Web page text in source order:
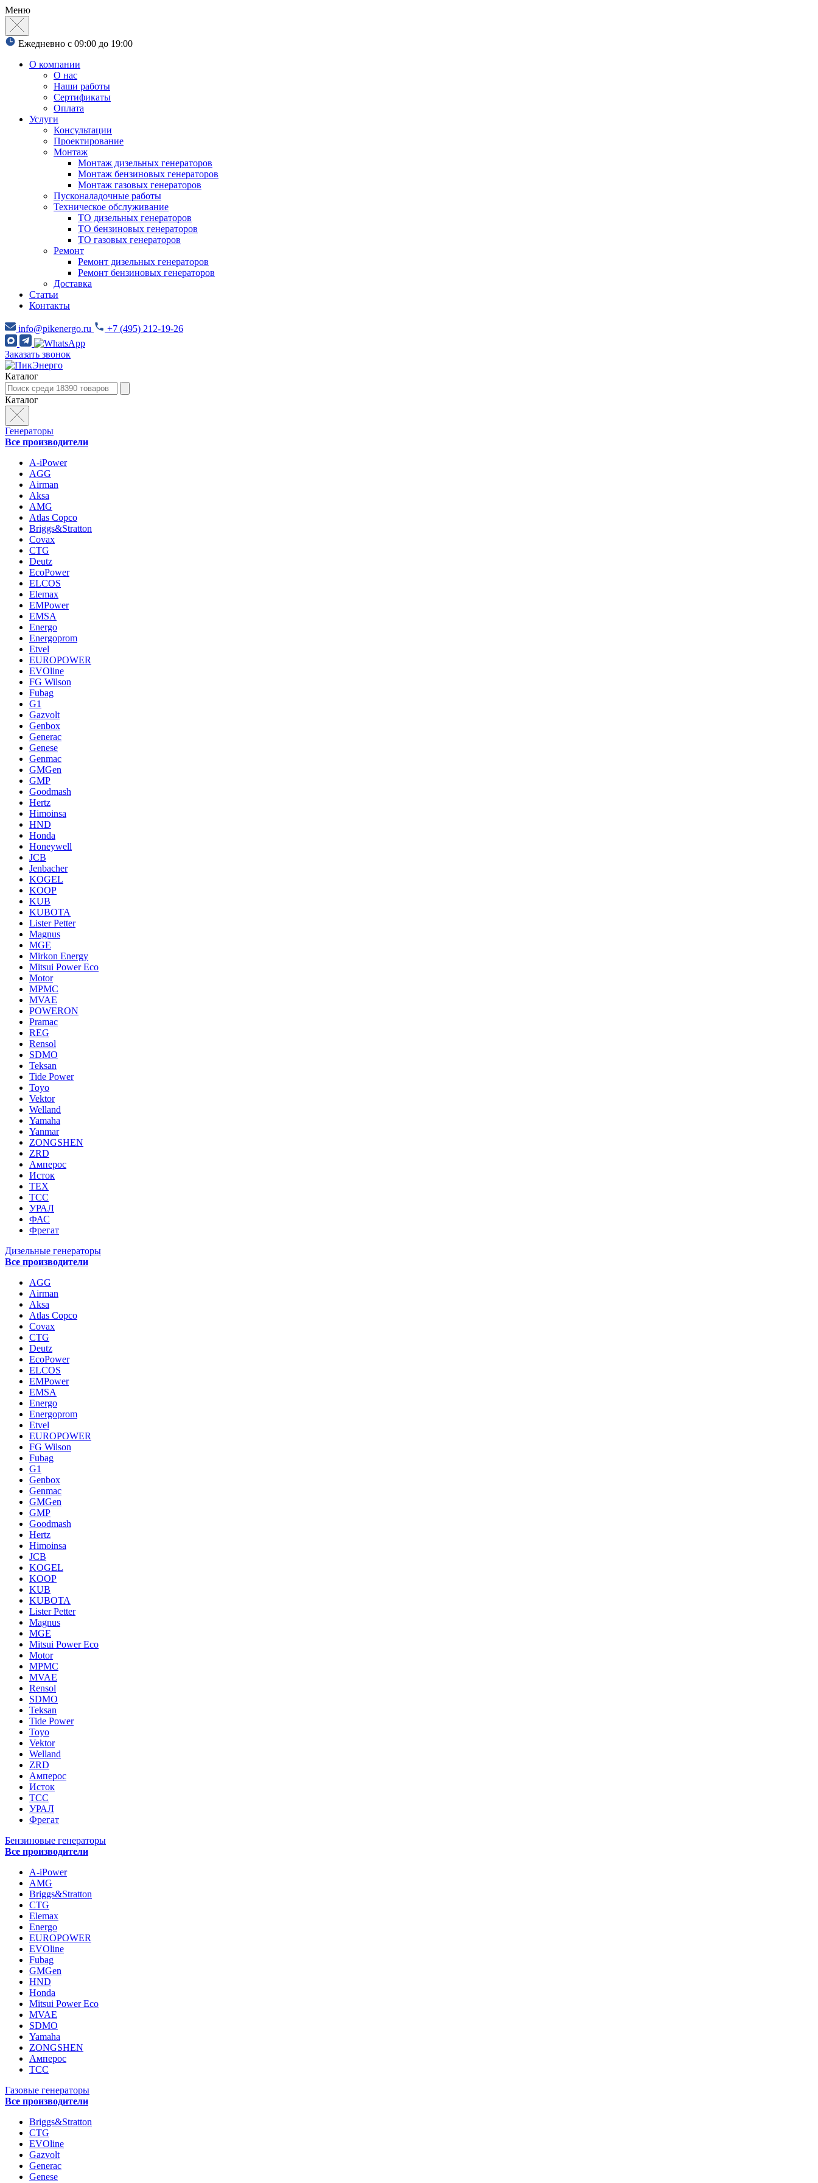
Меню
Ежедневно с 09:00 до 19:00
О компании
О нас
Наши работы
Сертификаты
Оплата
Услуги
Консультации
Проектирование
Монтаж
Монтаж дизельных генераторов
Монтаж бензиновых генераторов
Монтаж газовых генераторов
Пусконаладочные работы
Техническое обслуживание
ТО дизельных генераторов
ТО бензиновых генераторов
ТО газовых генераторов
Ремонт
Ремонт дизельных генераторов
Ремонт бензиновых генераторов
Доставка
Статьи
Контакты
info@pikenergo.ru +7 (495) 212-19-26
Заказать звонок
Каталог
Каталог
Генераторы
Все производители
A-iPower
AGG
Airman
Aksa
AMG
Atlas Copco
Briggs&Stratton
Covax
CTG
Deutz
EcoPower
ELCOS
Elemax
EMPower
EMSA
Energo
Energoprom
Etvel
EUROPOWER
EVOline
FG Wilson
Fubag
G1
Gazvolt
Genbox
Generac
Genese
Genmac
GMGen
GMP
Goodmash
Hertz
Himoinsa
HND
Honda
Honeywell
JCB
Jenbacher
KOGEL
KOOP
KUB
KUBOTA
Lister Petter
Magnus
MGE
Mirkon Energy
Mitsui Power Eco
Motor
MPMC
MVAE
POWERON
Pramac
REG
Rensol
SDMO
Teksan
Tide Power
Toyo
Vektor
Welland
Yamaha
Yanmar
ZONGSHEN
ZRD
Амперос
Исток
ТЕХ
ТСС
УРАЛ
ФАС
Фрегат
Дизельные генераторы
Все производители
AGG
Airman
Aksa
Atlas Copco
Covax
CTG
Deutz
EcoPower
ELCOS
EMPower
EMSA
Energo
Energoprom
Etvel
EUROPOWER
FG Wilson
Fubag
G1
Genbox
Genmac
GMGen
GMP
Goodmash
Hertz
Himoinsa
JCB
KOGEL
KOOP
KUB
KUBOTA
Lister Petter
Magnus
MGE
Mitsui Power Eco
Motor
MPMC
MVAE
Rensol
SDMO
Teksan
Tide Power
Toyo
Vektor
Welland
ZRD
Амперос
Исток
ТСС
УРАЛ
Фрегат
Бензиновые генераторы
Все производители
A-iPower
AMG
Briggs&Stratton
CTG
Elemax
Energo
EUROPOWER
EVOline
Fubag
GMGen
HND
Honda
Mitsui Power Eco
MVAE
SDMO
Yamaha
ZONGSHEN
Амперос
ТСС
Газовые генераторы
Все производители
Briggs&Stratton
CTG
EVOline
Gazvolt
Generac
Genese